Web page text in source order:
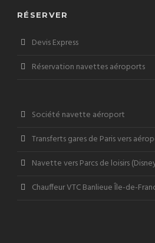
RÉSERVER
Devis Express
Réservation navettes aéroports
Société navette aéroport
Transferts gares de Paris vers
Navette vers Parcs de loisirs
Chauffeur VTC Banlieue Île-de-